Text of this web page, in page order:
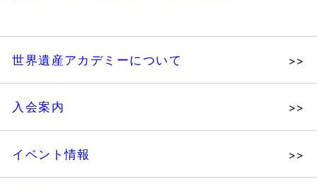
世界遺産アカデミーについて
入会案内
イベント情報